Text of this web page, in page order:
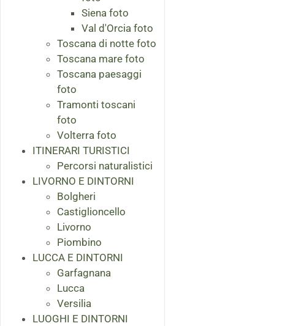
Siena foto
Val d'Orcia foto
Toscana di notte foto
Toscana mare foto
Toscana paesaggi
foto
Tramonti toscani
foto
Volterra foto
ITINERARI TURISTICI
Percorsi naturalistici
LIVORNO E DINTORNI
Bolgheri
Castiglioncello
Livorno
Piombino
LUCCA E DINTORNI
Garfagnana
Lucca
Versilia
LUOGHI E DINTORNI